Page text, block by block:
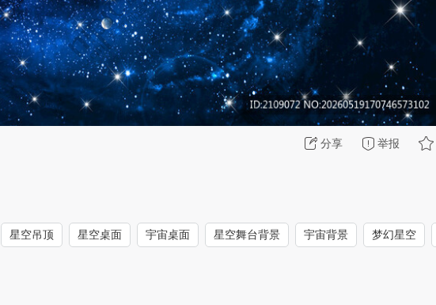
分享 举报
星空吊顶 星空桌面 宇宙桌面 星空舞台背景 宇宙背景 梦幻星空